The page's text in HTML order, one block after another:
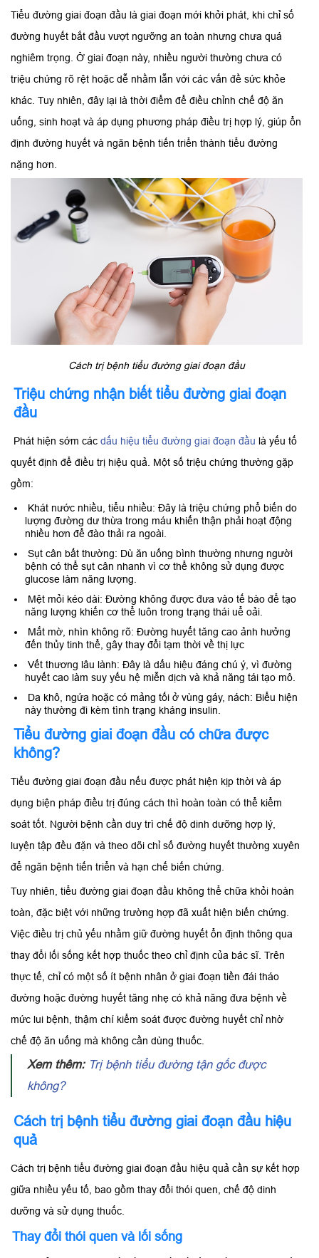
Tiểu đường giai đoạn đầu là giai đoạn mới khởi phát, khi chỉ số
đường huyết bắt đầu vượt ngưỡng an toàn nhưng chưa quá
nghiêm trọng. Ở giai đoạn này, nhiều người thường chưa có
triệu chứng rõ rệt hoặc dễ nhầm lẫn với các vấn đề sức khỏe
khác. Tuy nhiên, đây lại là thời điểm để điều chỉnh chế độ ăn
uống, sinh hoạt và áp dụng phương pháp điều trị hợp lý, giúp ổn
định đường huyết và ngăn bệnh tiến triển thành tiểu đường
nặng hơn.
Cách trị bệnh tiểu đường giai đoạn đầu
Triệu chứng nhận biết tiểu đường giai đoạn
đầu
Phát hiện sớm các dấu hiệu tiểu đường giai đoạn đầu là yếu tố
quyết định để điều trị hiệu quả. Một số triệu chứng thường gặp
gồm:
Khát nước nhiều, tiểu nhiều: Đây là triệu chứng phổ biến do
lượng đường dư thừa trong máu khiến thận phải hoạt động
nhiều hơn để đào thải ra ngoài.
Sụt cân bất thường: Dù ăn uống bình thường nhưng người
bệnh có thể sụt cân nhanh vì cơ thể không sử dụng được
glucose làm năng lượng.
Mệt mỏi kéo dài: Đường không được đưa vào tế bào để tạo
năng lượng khiến cơ thể luôn trong trạng thái uể oải.
Mắt mờ, nhìn không rõ: Đường huyết tăng cao ảnh hưởng
đến thủy tinh thể, gây thay đổi tạm thời về thị lực
Vết thương lâu lành: Đây là dấu hiệu đáng chú ý, vì đường
huyết cao làm suy yếu hệ miễn dịch và khả năng tái tạo mô.
Da khô, ngứa hoặc có mảng tối ở vùng gáy, nách: Biểu hiện
này thường đi kèm tình trạng kháng insulin.
Tiểu đường giai đoạn đầu có chữa được
không?
Tiểu đường giai đoạn đầu nếu được phát hiện kịp thời và áp
dụng biện pháp điều trị đúng cách thì hoàn toàn có thể kiểm
soát tốt. Người bệnh cần duy trì chế độ dinh dưỡng hợp lý,
luyện tập đều đặn và theo dõi chỉ số đường huyết thường xuyên
để ngăn bệnh tiến triển và hạn chế biến chứng.
Tuy nhiên, tiểu đường giai đoạn đầu không thể chữa khỏi hoàn
toàn, đặc biệt với những trường hợp đã xuất hiện biến chứng.
Việc điều trị chủ yếu nhằm giữ đường huyết ổn định thông qua
thay đổi lối sống kết hợp thuốc theo chỉ định của bác sĩ. Trên
thực tế, chỉ có một số ít bệnh nhân ở giai đoạn tiền đái tháo
đường hoặc đường huyết tăng nhẹ có khả năng đưa bệnh về
mức lui bệnh, thậm chí kiểm soát được đường huyết chỉ nhờ
chế độ ăn uống mà không cần dùng thuốc.
Xem thêm: Trị bệnh tiểu đường tận gốc được
không?
Cách trị bệnh tiểu đường giai đoạn đầu hiệu
quả
Cách trị bệnh tiểu đường giai đoạn đầu hiệu quả cần sự kết hợp
giữa nhiều yếu tố, bao gồm thay đổi thói quen, chế độ dinh
dưỡng và sử dụng thuốc.
Thay đổi thói quen và lối sống